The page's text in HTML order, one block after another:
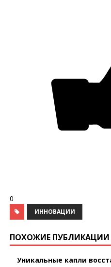
0
ИННОВАЦИИ
ПОХОЖИЕ ПУБЛИКАЦИИ
Уникальные капли